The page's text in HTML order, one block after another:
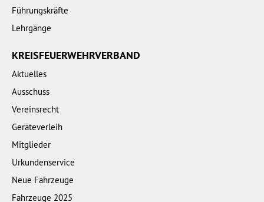
Führungskräfte
Lehrgänge
KREISFEUERWEHRVERBAND
Aktuelles
Ausschuss
Vereinsrecht
Geräteverleih
Mitglieder
Urkundenservice
Neue Fahrzeuge
Fahrzeuge 2025